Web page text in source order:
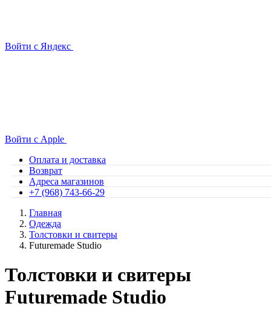
Войти с Яндекс
Войти с Apple
Оплата и доставка
Возврат
Адреса магазинов
+7 (968) 743-66-29
Главная
Одежда
Толстовки и свитеры
Futuremade Studio
Толстовки и свитеры
Futuremade Studio